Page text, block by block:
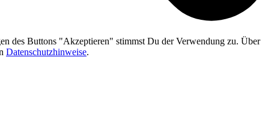
des Buttons "Akzeptieren" stimmst Du der Verwendung zu. Über
Datenschutzhinweise.